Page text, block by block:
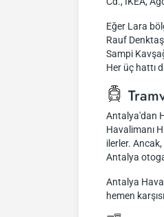
Eğer Lara
Rauf
Sampi
Her üç hattı
Antalya'dan
Havalimanı
ilerler.
Antalya
Antalya
hemen